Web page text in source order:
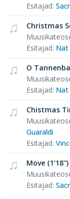
Esitajad:
Christmas
Esitajad: Nat
O
Esitajad: Nat
Chistmas
Guaraldi
Esitajad:
Move (1'18'')
Esitajad: